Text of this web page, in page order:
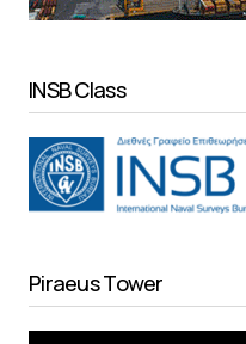
INSB Class
Piraeus Tower